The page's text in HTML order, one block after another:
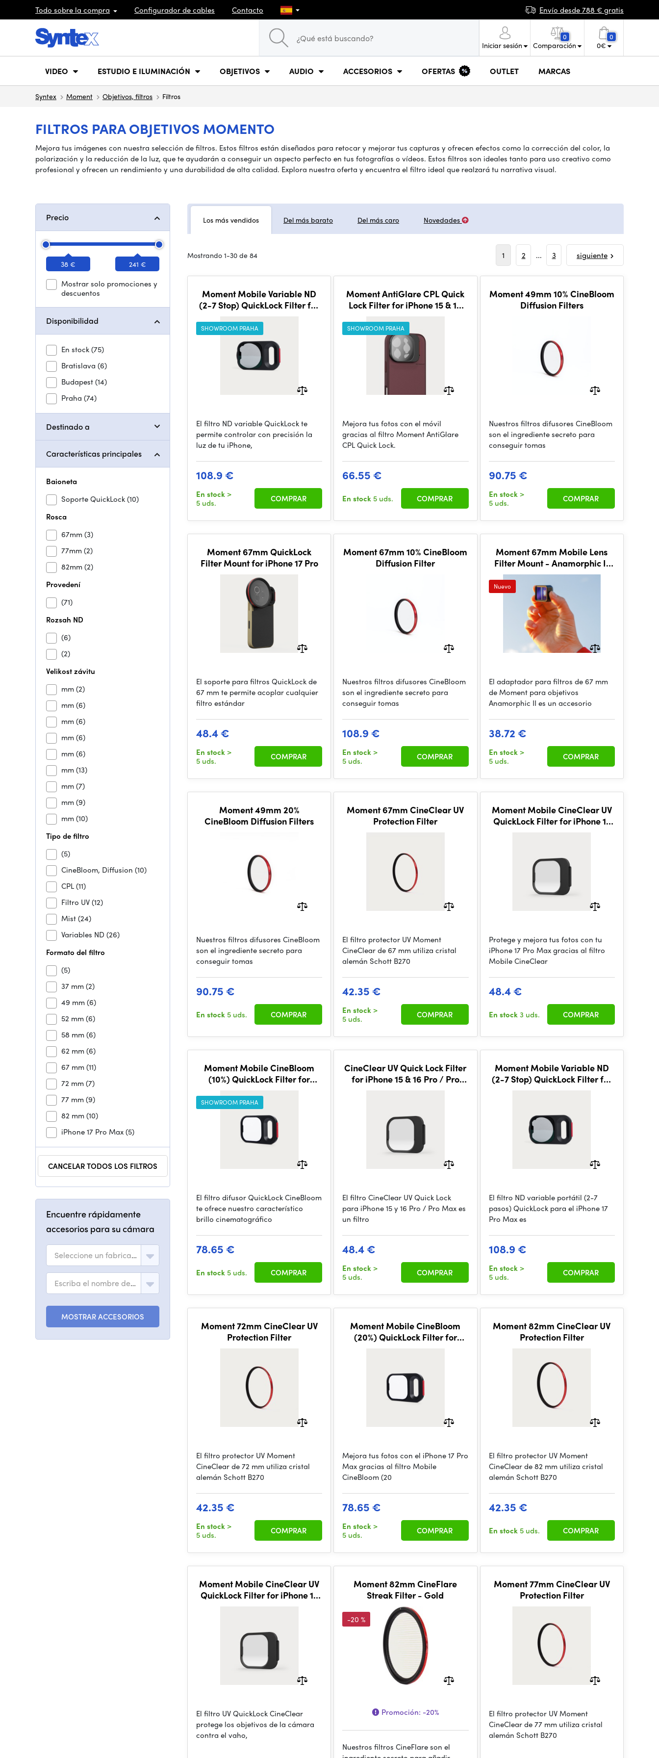
Todo sobre la compra Configurador de cables Contacto Envío desde 788 € gratis
Iniciar sesión
0
Comparación
0
0€
VIDEO ESTUDIO E ILUMINACIÓN OBJETIVOS AUDIO ACCESORIOS OFERTAS OUTLET MARCAS
Syntex Moment Objetivos, filtros Filtros
FILTROS PARA OBJETIVOS MOMENTO
Mejora tus imágenes con nuestra selección de filtros. Estos filtros están diseñados para retocar y mejorar tus capturas y ofrecen efectos como la corrección del color, la
polarización y la reducción de la luz, que te ayudarán a conseguir un aspecto perfecto en tus fotografías o vídeos. Estos filtros son ideales tanto para uso creativo como
profesional y ofrecen un rendimiento y una durabilidad de alta calidad. Explora nuestra oferta y encuentra el filtro ideal que realzará tu narrativa visual.
Precio
38 € 241 €
Mostrar solo promociones y
descuentos
Disponibilidad
En stock(75)
Bratislava (6)
Budapest(14)
Praha (74)
Destinado a
Características principales
Baioneta
Soporte QuickLock(10)
Rosca
67mm(3)
77mm(2)
82mm(2)
Provedení
(71)
Rozsah ND
(6)
(2)
Velikost závitu
mm(2)
mm(6)
mm(6)
mm(6)
mm(6)
mm(13)
mm(7)
mm(9)
mm(10)
Tipo de filtro
(5)
CineBloom, Diffusion (10)
CPL(11)
Filtro UV(12)
Mist(24)
Variables ND (26)
Formato del filtro
(5)
37 mm(2)
49 mm(6)
52 mm(6)
58 mm(6)
62 mm(6)
67 mm(11)
72 mm(7)
77 mm(9)
82 mm(10)
iPhone 17 Pro Max(5)
CANCELAR TODOS LOS FILTROS
Encuentre rápidamente
accesorios para su cámara
Seleccione un fabricante
Escriba el nombre del modelo
MOSTRAR ACCESORIOS
Los más vendidos Del más barato Del más caro Novedades
Mostrando 1-30 de 84 1 2 ... 3 siguiente
Moment Mobile Variable ND
(2-7 Stop) QuickLock Filter for
SHOWROOM PRAHA
El filtro ND variable QuickLock te
permite controlar con precisión la
luz de tu iPhone,
108.9 €
En stock >
5 uds.
COMPRAR
Moment AntiGlare CPL Quick
Lock Filter for iPhone 15 & 16
SHOWROOM PRAHA
Mejora tus fotos con el móvil
gracias al filtro Moment AntiGlare
CPL Quick Lock.
66.55 €
En stock 5 uds. COMPRAR
Moment 49mm 10% CineBloom
Diffusion Filters
Nuestros filtros difusores CineBloom
son el ingrediente secreto para
conseguir tomas
90.75 €
En stock >
5 uds.
COMPRAR
Moment 67mm QuickLock
Filter Mount for iPhone 17 Pro
El soporte para filtros QuickLock de
67 mm te permite acoplar cualquier
filtro estándar
48.4 €
En stock >
5 uds.
COMPRAR
Moment 67mm 10% CineBloom
Diffusion Filter
Nuestros filtros difusores CineBloom
son el ingrediente secreto para
conseguir tomas
108.9 €
En stock >
5 uds.
COMPRAR
Moment 67mm Mobile Lens
Filter Mount - Anamorphic II
Lenses
Nuevo
El adaptador para filtros de 67 mm
de Moment para objetivos
Anamorphic II es un accesorio
38.72 €
En stock >
5 uds.
COMPRAR
Moment 49mm 20%
CineBloom Diffusion Filters
Nuestros filtros difusores CineBloom
son el ingrediente secreto para
conseguir tomas
90.75 €
En stock 5 uds. COMPRAR
Moment 67mm CineClear UV
Protection Filter
El filtro protector UV Moment
CineClear de 67 mm utiliza cristal
alemán Schott B270
42.35 €
En stock >
5 uds.
COMPRAR
Moment Mobile CineClear UV
QuickLock Filter for iPhone 17
Protege y mejora tus fotos con tu
iPhone 17 Pro Max gracias al filtro
Mobile CineClear
48.4 €
En stock3 uds. COMPRAR
Moment Mobile CineBloom
(10%) QuickLock Filter for
SHOWROOM PRAHA
El filtro difusor QuickLock CineBloom
te ofrece nuestro característico
brillo cinematográfico
78.65 €
En stock 5 uds. COMPRAR
CineClear UV Quick Lock Filter
for iPhone 15 & 16 Pro / Pro
El filtro CineClear UV Quick Lock
para iPhone 15 y 16 Pro / Pro Max es
un filtro
48.4 €
En stock >
5 uds.
COMPRAR
Moment Mobile Variable ND
(2-7 Stop) QuickLock Filter for
El filtro ND variable portátil (2-7
pasos) QuickLock para el iPhone 17
Pro Max es
108.9 €
En stock >
5 uds.
COMPRAR
Moment 72mm CineClear UV
Protection Filter
El filtro protector UV Moment
CineClear de 72 mm utiliza cristal
alemán Schott B270
42.35 €
En stock >
5 uds.
COMPRAR
Moment Mobile CineBloom
(20%) QuickLock Filter for
Mejora tus fotos con el iPhone 17 Pro
Max gracias al filtro Mobile
CineBloom (20
78.65 €
En stock >
5 uds.
COMPRAR
Moment 82mm CineClear UV
Protection Filter
El filtro protector UV Moment
CineClear de 82 mm utiliza cristal
alemán Schott B270
42.35 €
En stock 5 uds. COMPRAR
Moment Mobile CineClear UV
QuickLock Filter for iPhone 17
El filtro UV QuickLock CineClear
protege los objetivos de la cámara
contra el vaho,
Moment 82mm CineFlare
Streak Filter - Gold
-20 %
Promoción: -20%
Nuestros filtros CineFlare son el
Moment 77mm CineClear UV
Protection Filter
El filtro protector UV Moment
CineClear de 77 mm utiliza cristal
alemán Schott B270